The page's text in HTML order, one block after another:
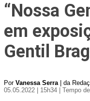
“Nossa
em
Gentil
Por Vanessa Serra| da
05.05.2022 | 15h34
| Tempo